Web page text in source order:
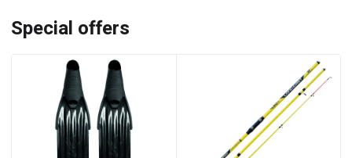
Special offers